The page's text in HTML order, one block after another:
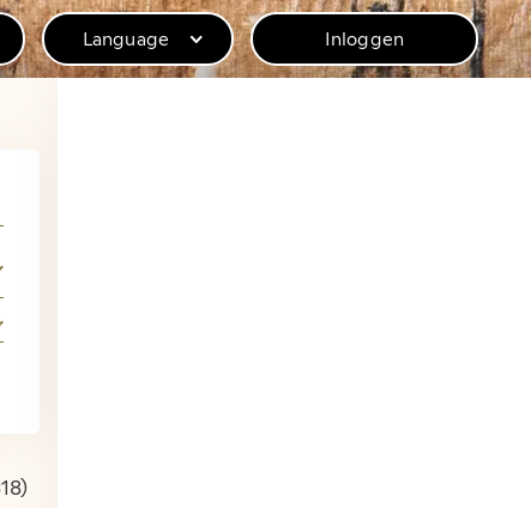
Language Inloggen
van Humbert, Reuvens en